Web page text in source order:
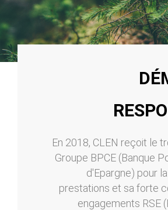
En 2018, CLEN reçoit le
Groupe BPCE (Banque
d'Epargne) pour
prestations et sa forte
engagements RSE